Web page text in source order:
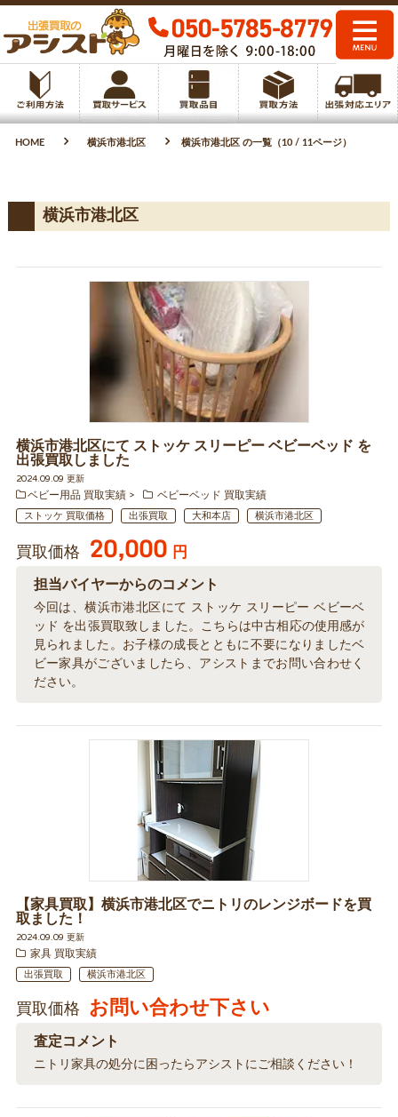
HOME 横浜市港北区 横浜市港北区 の一覧（10 / 11ページ）
横浜市港北区
横浜市港北区にて ストッケ スリーピー ベビーベッド を
出張買取しました
2024.09.09 更新
ベビー用品 買取実績
ベビーベッド 買取実績
ストッケ 買取価格 出張買取 大和本店 横浜市港北区
買取価格 20,000 円
担当バイヤーからのコメント
今回は、横浜市港北区にて ストッケ スリーピー ベビーベ
ッド を出張買取致しました。こちらは中古相応の使用感が
見られました。お子様の成長とともに不要になりましたベ
ビー家具がございましたら、アシストまでお問い合わせく
ださい。
【家具買取】横浜市港北区でニトリのレンジボードを買
取ました！
2024.09.09 更新
家具 買取実績
出張買取 横浜市港北区
買取価格 お問い合わせ下さい
査定コメント
ニトリ家具の処分に困ったらアシストにご相談ください！